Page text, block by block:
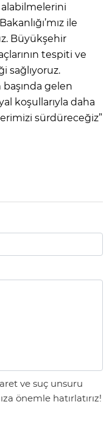
ile
Büyükşehir
tespiti ve
sağlıyoruz.
gelen
koşullarıyla daha
sürdüreceğiz”
ve suç unsuru
önemle hatırlatırız!